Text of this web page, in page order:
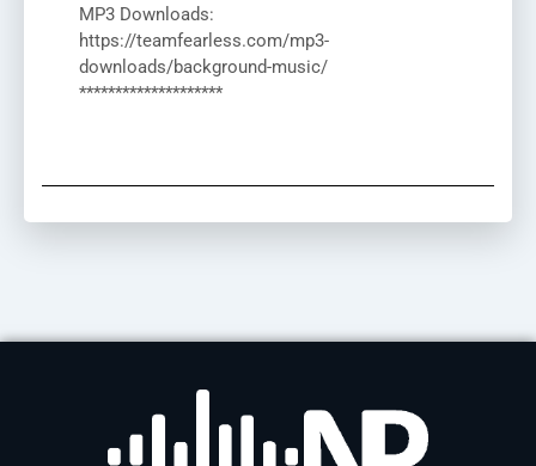
MP3 Downloads:
https://teamfearless.com/mp3-
downloads/background-music/
********************